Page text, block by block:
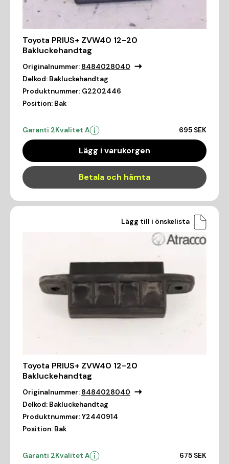
Toyota PRIUS+ ZVW40 12-20
Bakluckehandtag
Originalnummer: 8484028040
Delkod: Bakluckehandtag
Produktnummer: G2202446
Position: Bak
Garanti 2Kvalitet A 695 SEK
Lägg i varukorgen
Betala och hämta
Lägg till i önskelista
Toyota PRIUS+ ZVW40 12-20
Bakluckehandtag
Originalnummer: 8484028040
Delkod: Bakluckehandtag
Produktnummer:Y2440914
Position: Bak
Garanti 2Kvalitet A 675 SEK